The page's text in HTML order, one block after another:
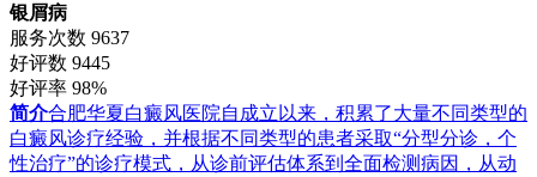
银屑病
服务次数 9637
好评数 9445
好评率 98%
简介合肥华夏白癜风医院自成立以来，积累了大量不同类型的
白癜风诊疗经验，并根据不同类型的患者采取“分型分诊，个
性治疗”的诊疗模式，从诊前评估体系到全面检测病因，从动